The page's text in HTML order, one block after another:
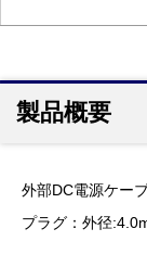
製品概要
外部DC電源ケー
プラグ：外径